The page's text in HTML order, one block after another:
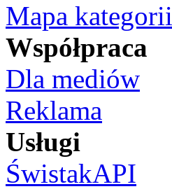
Mapa kategorii
Współpraca
Dla mediów
Reklama
Usługi
ŚwistakAPI